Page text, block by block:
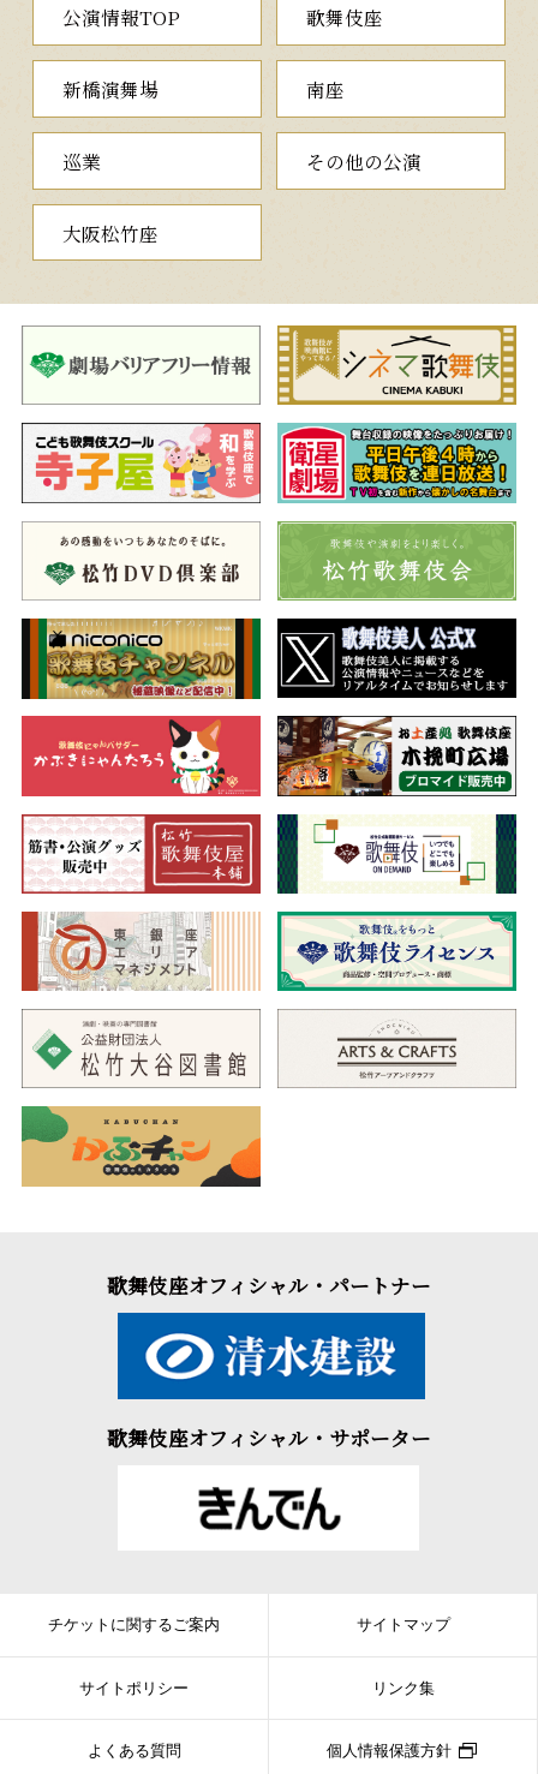
です。
分・赤間源左衛門の妾お富を見染めます。源左衛門の留守に密会
所の刀傷を受け、生死の境をさまよう身になってしまいます。一
方のお富も木更津の海に身を投げましたが、折から通りかかった
鎌倉にある和泉屋の大番頭・多左衛門の船に助けられました。
兄貴分の蝙蝠安に伴われて鎌倉・雪の下の源氏店にある妾宅に強
請（ゆすり）に入ったところ、死んだものと諦めていたお富とば
ったり再会するのでした。
夜の部
一、西郷と豚姫（さいごうとぶたひめ）
京都に実在したお茶屋、奈良富の仲居で大女のお虎と、お虎に
ぞっこんだった西郷さんのエピソードをもとに、池田大伍が脚色
した新歌舞伎の名作です。
幕末の京都。三本木の揚屋の仲居お玉は、太った立派な体格の
ため豚姫と呼ばれ、倒幕に奔走する薩摩藩の西郷吉之助に恋して
います。そんなある日、お玉が思いを寄せる西郷が、幕府の刺客
に追われて揚屋に駆け込んできます。時代からも藩主からも理解
を得られず塞いでいる西郷に、お玉は思いを打ち明け、西郷はお
玉との死を決意するのですが…。ほのぼのとした人間愛の物語を
お楽しみください。
二、於染久松色読販（おそめひさまつうきなのよみうり）
文化10（1813）年江戸・森田座で初演。大南北といれる四世鶴
松、奥女中竹川、後家貞昌、土手のお六、許嫁（いいなずけ）お
光、子守お作の七役を早替わりで演じ、大人気となりました。そ
こから通称を『お染の七役』といわれています。昭和になって渥
美清太郎が改訂し、お作に代わり芸者小糸を加えたのが、今上演
される七役となっています。
質店油屋の娘お染と山家屋清兵衛の縁談が進められる中、お染
には久松という言い交わした相手がいます。一方、久松にもお光
という許嫁があり、元は武家の子息である久松は、紛失した御家
の重宝の短刀と折紙を探しています。姉の竹川も久松の身を案
じ、短刀の探索の金の工面を土手のお六に頼みます。お六と亭主
一人で七役を演じ分け、傘やござ等を巧みに使い、二人の人物
がぶつかった瞬間に入れ替わるなど、早替わり三十数回は目が離
せません。どろどろした人間関係、実は実はの展開など、いかに
も南北らしい作品です。久松の生まれ、お家騒動の背景、御家の
公演情報TOP 歌舞伎座
新橋演舞場 南座
巡業 その他の公演
大阪松竹座
歌舞伎座オフィシャル・パートナー
歌舞伎座オフィシャル・サポーター
チケットに関するご案内 サイトマップ
サイトポリシー リンク集
よくある質問 個人情報保護方針